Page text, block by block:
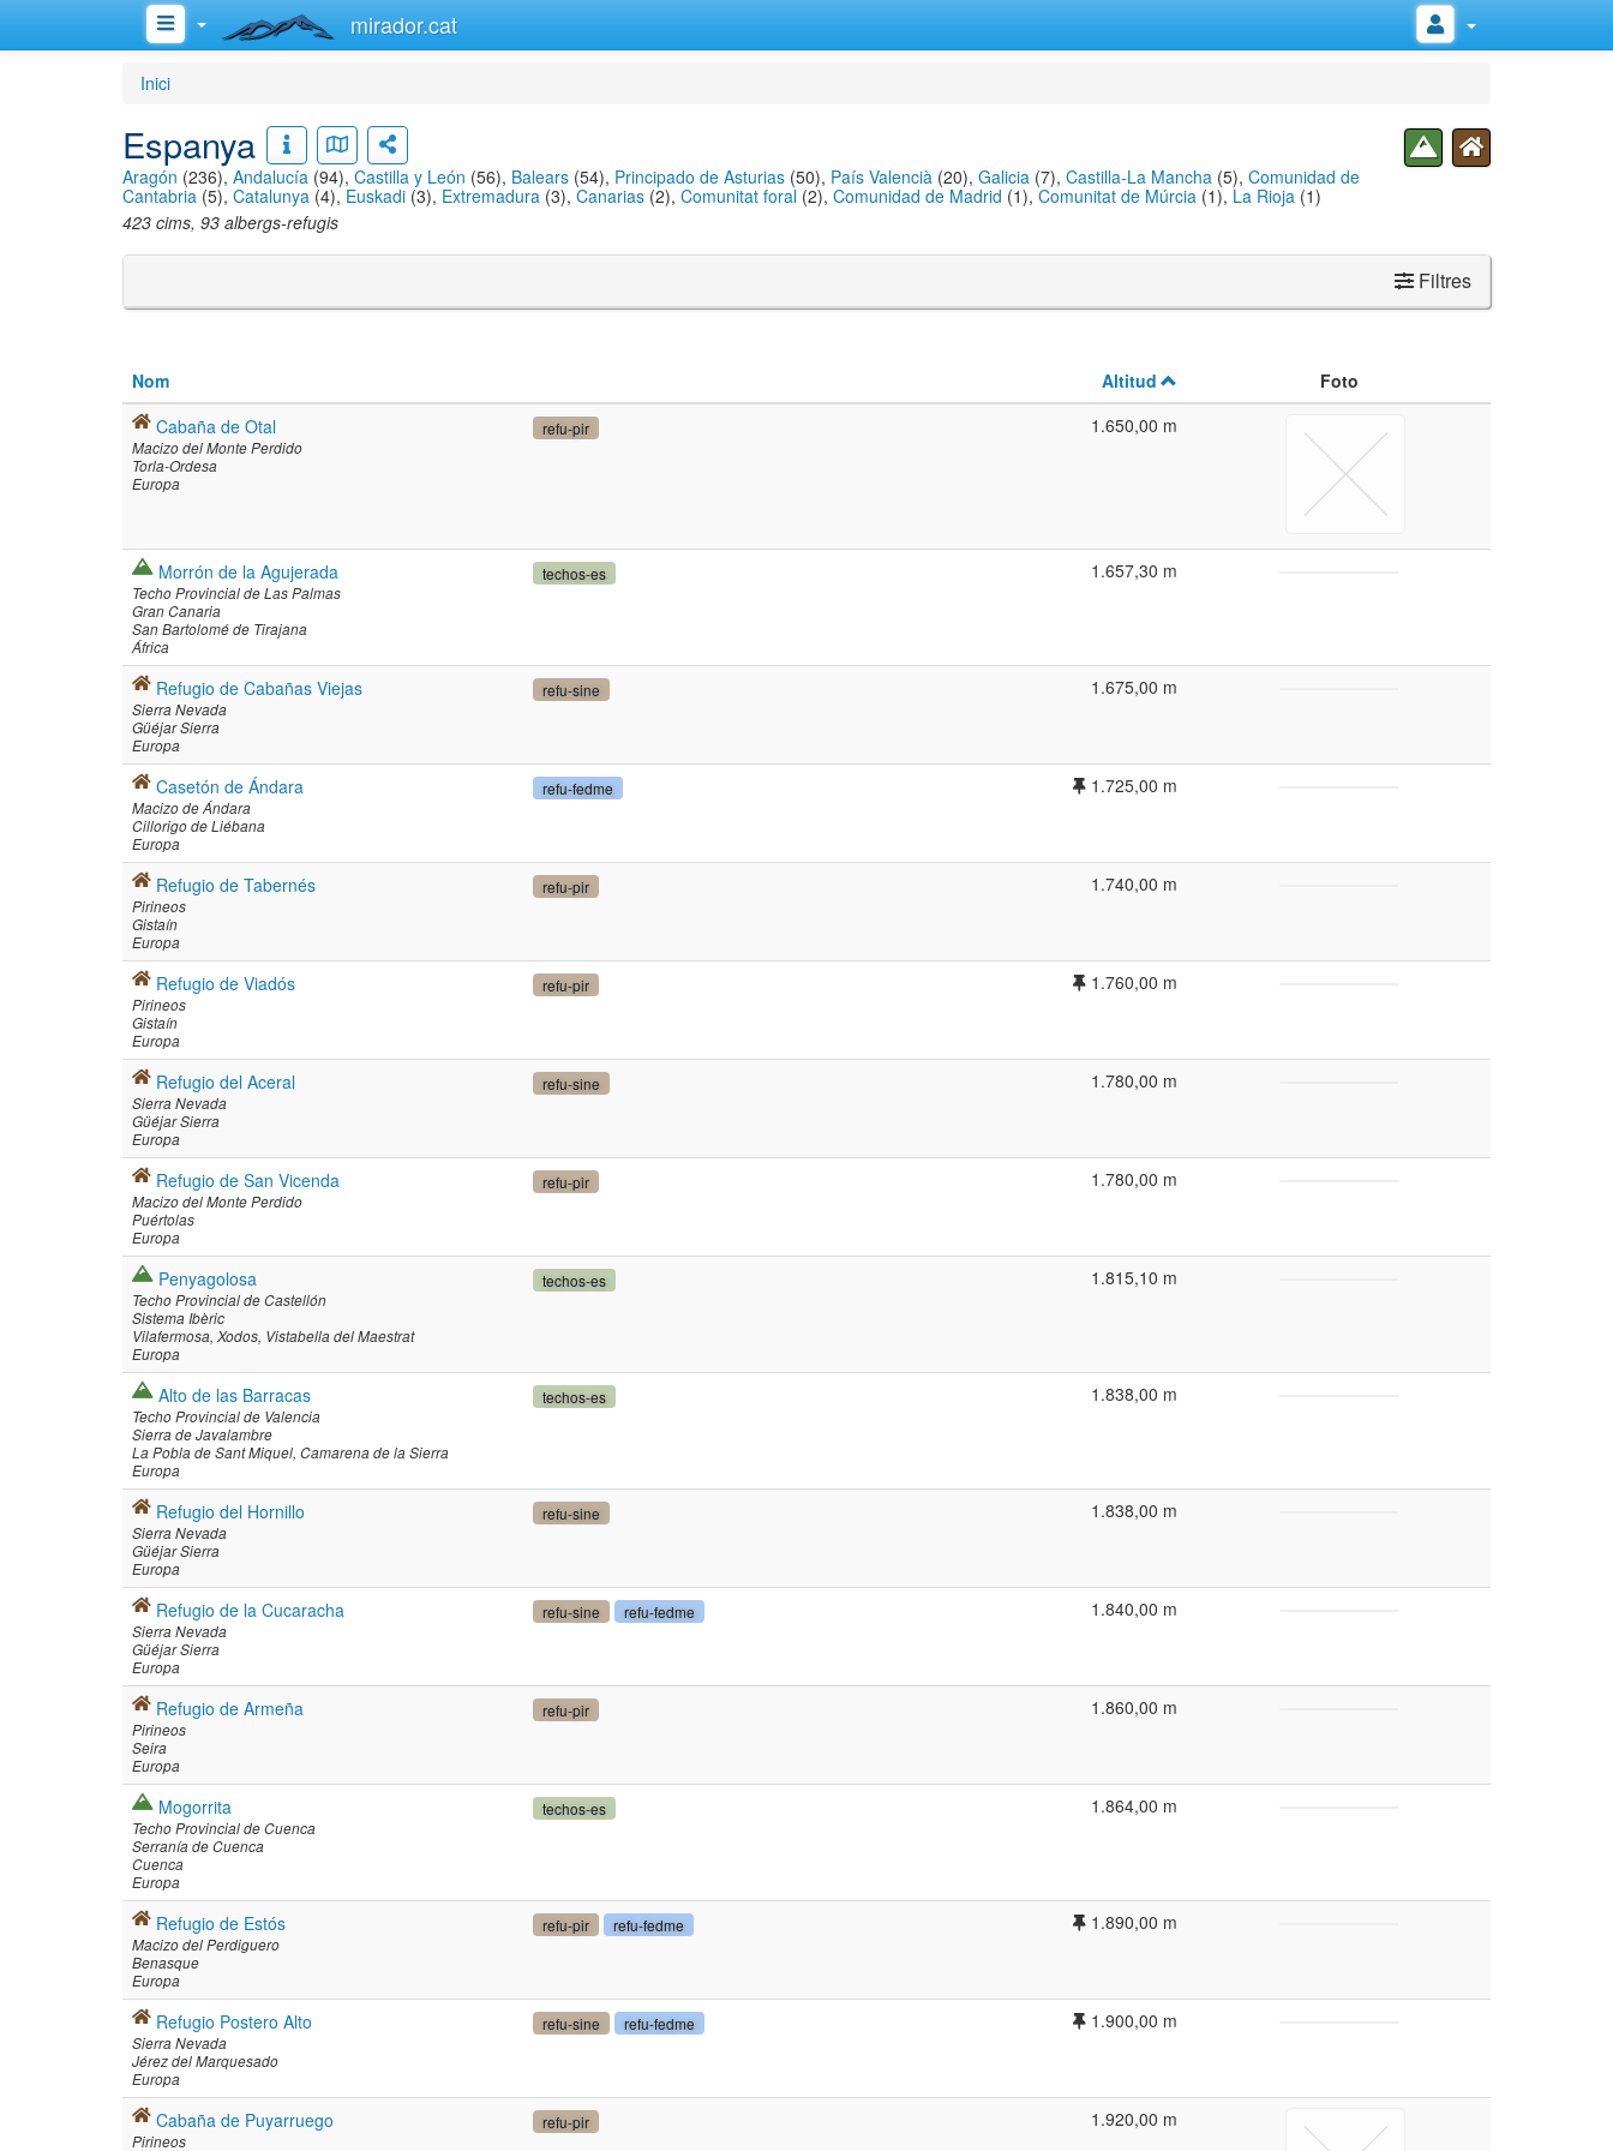
mirador.cat
Inici
Espanya
Aragón (236), Andalucía (94), Castilla y León (56), Balears (54), Principado de Asturias (50), País Valencià (20), Galicia (7), Castilla-La Mancha (5), Comunidad de
Cantabria (5), Catalunya (4), Euskadi (3), Extremadura (3), Canarias (2), Comunitat foral (2), Comunidad de Madrid (1), Comunitat de Múrcia (1), La Rioja (1)
423 cims, 93 albergs-refugis
Filtres
Nom Altitud
Foto
Cabaña de Otal
Macizo del Monte Perdido
Torla-Ordesa
Europa
refu-pir 1.650,00 m
Morrón de la Agujerada
Techo Provincial de Las Palmas
Gran Canaria
San Bartolomé de Tirajana
África
techos-es 1.657,30 m
Refugio de Cabañas Viejas
Sierra Nevada
Güéjar Sierra
Europa
refu-sine 1.675,00 m
Casetón de Ándara
Macizo de Ándara
Cillorigo de Liébana
Europa
refu-fedme 1.725,00 m
Refugio de Tabernés
Pirineos
Gistaín
Europa
refu-pir 1.740,00 m
Refugio de Viadós
Pirineos
Gistaín
Europa
refu-pir 1.760,00 m
Refugio del Aceral
Sierra Nevada
Güéjar Sierra
Europa
refu-sine 1.780,00 m
Refugio de San Vicenda
Macizo del Monte Perdido
Puértolas
Europa
refu-pir 1.780,00 m
Penyagolosa
Techo Provincial de Castellón
Sistema Ibèric
Vilafermosa Xodos Vistabella del Maestrat
Europa
techos-es 1.815,10 m
Alto de las Barracas
Techo Provincial de Valencia
Sierra de Javalambre
La Pobla de Sant Miquel Camarena de la Sierra
Europa
techos-es 1.838,00 m
Refugio del Hornillo
Sierra Nevada
Güéjar Sierra
Europa
refu-sine 1.838,00 m
Refugio de la Cucaracha
Sierra Nevada
Güéjar Sierra
Europa
refu-sine refu-fedme 1.840,00 m
Refugio de Armeña
Pirineos
Seira
Europa
refu-pir 1.860,00 m
Mogorrita
Techo Provincial de Cuenca
Serranía de Cuenca
Cuenca
Europa
techos-es 1.864,00 m
Refugio de Estós
Macizo del Perdiguero
Benasque
Europa
refu-pir refu-fedme 1.890,00 m
Refugio Postero Alto
Sierra Nevada
Jérez del Marquesado
Europa
refu-sine refu-fedme 1.900,00 m
Cabaña de Puyarruego
Pirineos
refu-pir 1.920,00 m